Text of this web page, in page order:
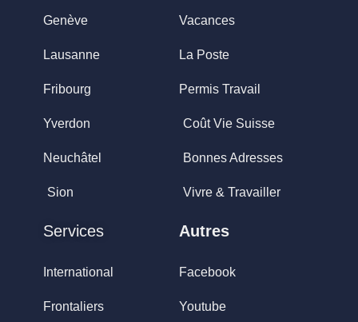
Genève
Lausanne
Fribourg
Yverdon
Neuchâtel
Sion
Vacances
La Poste
Permis Travail
Coût Vie Suisse
Bonnes Adresses
Vivre & Travailler
Services
International
Frontaliers
Autres
Facebook
Youtube